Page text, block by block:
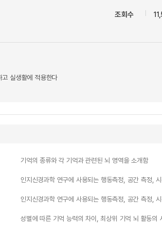
조회수
실생활에 적용한다
기억의 종류와 각 기억과 관련된 뇌 영역을 소개함
인지신경과학 연구에 사용되는 행동측정, 공간 측정,
인지신경과학 연구에 사용되는 행동측정, 공간 측정,
성별에 따른 기억 능력의 차이, 최상위 기억 뇌 활동의